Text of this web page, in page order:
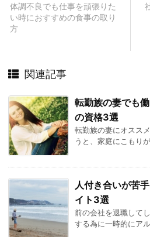
体調不良でも仕事を頑張りた
い時におすすめの食事の取り
方
関連記事
転勤族の妻でも
の資格3選
転勤族の妻にオスス
うと、家庭にこもり
人付き合いが苦
イト3選
前の会社を退職して
する為に一時的にア